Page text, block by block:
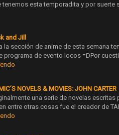
tenemos esta temporadita y por suerte
and Jill
la sección de anime de esta semana
programa de evento locos =DPor
NOVELS & MOVIES: JOHN CARTER
una serie de novelas escritas
entre otras cosas fue el creador de